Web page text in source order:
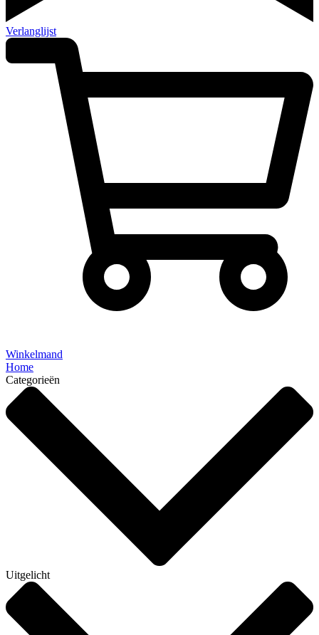
Verlanglijst
Winkelmand
Home
Categorieën
Uitgelicht